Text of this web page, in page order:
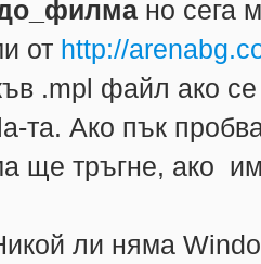
но сега
от http://
.mpl файл ако
та. Ако пък
ще тръгне, ако
ли няма